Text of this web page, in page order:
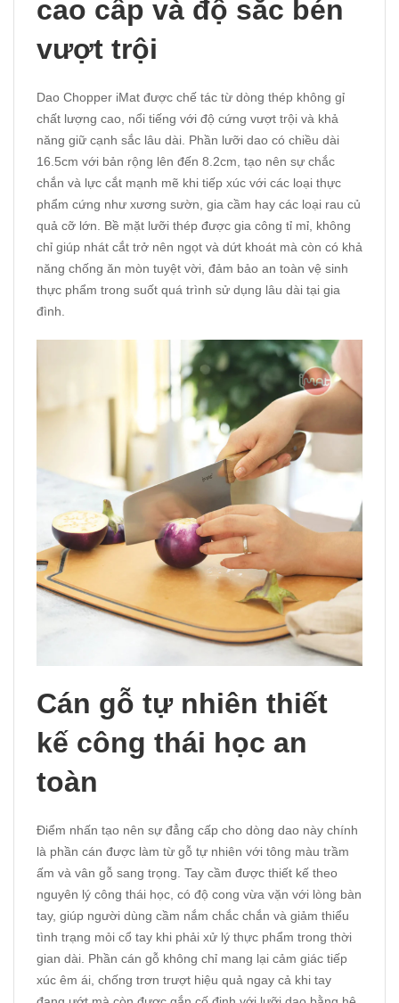
cao cấp và độ sắc bén
vượt trội
Dao Chopper iMat được chế tác từ dòng thép không gỉ
chất lượng cao, nổi tiếng với độ cứng vượt trội và khả
năng giữ cạnh sắc lâu dài. Phần lưỡi dao có chiều dài
16.5cm với bản rộng lên đến 8.2cm, tạo nên sự chắc
chắn và lực cắt mạnh mẽ khi tiếp xúc với các loại thực
phẩm cứng như xương sườn, gia cầm hay các loại rau củ
quả cỡ lớn. Bề mặt lưỡi thép được gia công tỉ mỉ, không
chỉ giúp nhát cắt trở nên ngọt và dứt khoát mà còn có khả
năng chống ăn mòn tuyệt vời, đảm bảo an toàn vệ sinh
thực phẩm trong suốt quá trình sử dụng lâu dài tại gia
đình.
Cán gỗ tự nhiên thiết
kế công thái học an
toàn
Điểm nhấn tạo nên sự đẳng cấp cho dòng dao này chính
là phần cán được làm từ gỗ tự nhiên với tông màu trầm
ấm và vân gỗ sang trọng. Tay cầm được thiết kế theo
nguyên lý công thái học, có độ cong vừa vặn với lòng bàn
tay, giúp người dùng cầm nắm chắc chắn và giảm thiểu
tình trạng mỏi cổ tay khi phải xử lý thực phẩm trong thời
gian dài. Phần cán gỗ không chỉ mang lại cảm giác tiếp
xúc êm ái, chống trơn trượt hiệu quả ngay cả khi tay